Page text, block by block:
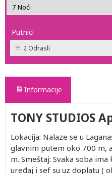
Putnici
2 Odrasli
Informacije
TONY STUDIOS
Lokacija: Nalaze se u
glavnim putem oko 700 m,
m. Smeštaj: Svaka soba
uređaj i sef su uz doplatu (